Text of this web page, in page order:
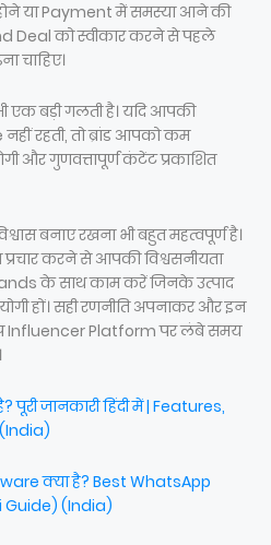
या Payment में समस्या आने की
Deal को स्वीकार करने से पहले
चाहिए।
एक बड़ी गलती है। यदि आपकी
रहती, तो ब्रांड आपको कम
और गुणवत्तापूर्ण कंटेंट प्रकाशित
बनाए रखना भी बहुत महत्वपूर्ण है।
करने से आपकी विश्वसनीयता
के साथ काम करें जिनके उत्पाद
हों। सही रणनीति अपनाकर और इन
Influencer Platform पर लंबे समय
जानकारी हिंदी में | Features,
क्या है? Best WhatsApp
Guide) (India)